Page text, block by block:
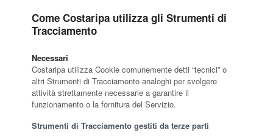
Come Costaripa utilizza gli Strumenti di
Tracciamento
Necessari
Costaripa utilizza Cookie comunemente detti “tecnici” o
altri Strumenti di Tracciamento analoghi per svolgere
attività strettamente necessarie a garantire il
funzionamento o la fornitura del Servizio.
Strumenti di Tracciamento gestiti da terze parti